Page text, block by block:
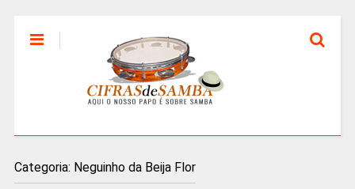
Categoria: Neguinho da Beija Flor